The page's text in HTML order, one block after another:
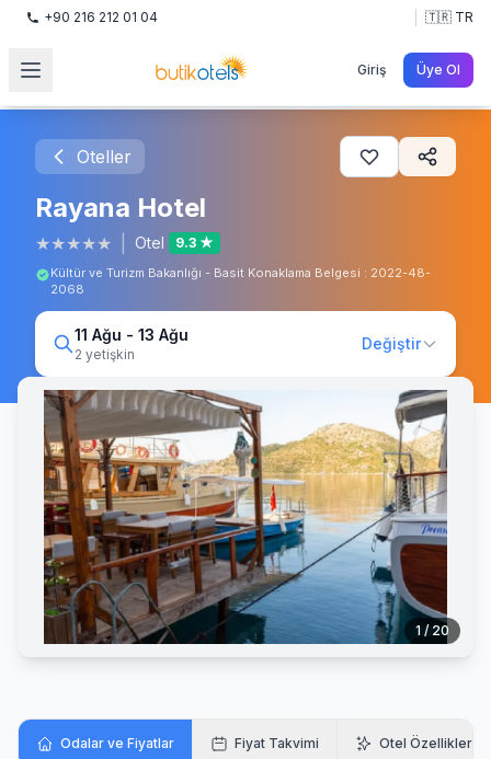
+90 216 212 01 04 🇹🇷 TR
Giriş Üye Ol
Oteller
Rayana Hotel
★★★★★ Otel 9.3 ★
Kültür ve Turizm Bakanlığı - Basit Konaklama Belgesi : 2022-48-
2068
11 Ağu - 13 Ağu
2 yetişkin
Değiştir
1 / 20
Odalar ve Fiyatlar Fiyat Takvimi Otel Özellikleri